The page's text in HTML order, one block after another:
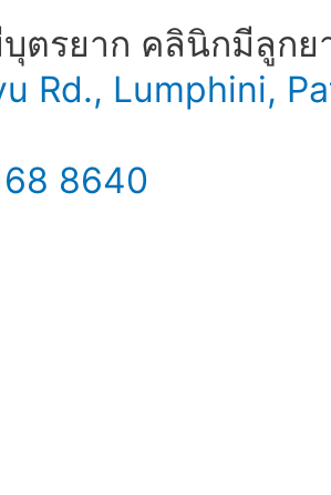
ตรยาก คลินิกมีลูกย
Rd., Lumphini,
8640